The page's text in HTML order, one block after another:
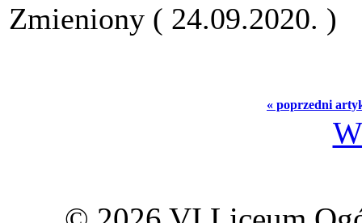
Zmieniony ( 24.09.2020. )
« poprzedni